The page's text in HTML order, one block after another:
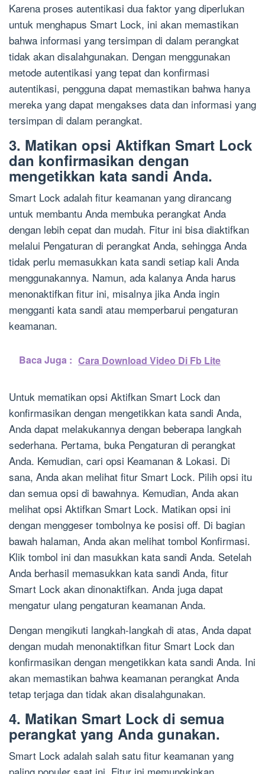
Karena proses autentikasi dua faktor yang diperlukan
untuk menghapus Smart Lock, ini akan memastikan
bahwa informasi yang tersimpan di dalam perangkat
tidak akan disalahgunakan. Dengan menggunakan
metode autentikasi yang tepat dan konfirmasi
autentikasi, pengguna dapat memastikan bahwa hanya
mereka yang dapat mengakses data dan informasi yang
tersimpan di dalam perangkat.
3. Matikan opsi Aktifkan Smart Lock
dan konfirmasikan dengan
mengetikkan kata sandi Anda.
Smart Lock adalah fitur keamanan yang dirancang
untuk membantu Anda membuka perangkat Anda
dengan lebih cepat dan mudah. Fitur ini bisa diaktifkan
melalui Pengaturan di perangkat Anda, sehingga Anda
tidak perlu memasukkan kata sandi setiap kali Anda
menggunakannya. Namun, ada kalanya Anda harus
menonaktifkan fitur ini, misalnya jika Anda ingin
mengganti kata sandi atau memperbarui pengaturan
keamanan.
Baca Juga : Cara Download Video Di Fb Lite
Untuk mematikan opsi Aktifkan Smart Lock dan
konfirmasikan dengan mengetikkan kata sandi Anda,
Anda dapat melakukannya dengan beberapa langkah
sederhana. Pertama, buka Pengaturan di perangkat
Anda. Kemudian, cari opsi Keamanan & Lokasi. Di
sana, Anda akan melihat fitur Smart Lock. Pilih opsi itu
dan semua opsi di bawahnya. Kemudian, Anda akan
melihat opsi Aktifkan Smart Lock. Matikan opsi ini
dengan menggeser tombolnya ke posisi off. Di bagian
bawah halaman, Anda akan melihat tombol Konfirmasi.
Klik tombol ini dan masukkan kata sandi Anda. Setelah
Anda berhasil memasukkan kata sandi Anda, fitur
Smart Lock akan dinonaktifkan. Anda juga dapat
mengatur ulang pengaturan keamanan Anda.
Dengan mengikuti langkah-langkah di atas, Anda dapat
dengan mudah menonaktifkan fitur Smart Lock dan
konfirmasikan dengan mengetikkan kata sandi Anda. Ini
akan memastikan bahwa keamanan perangkat Anda
tetap terjaga dan tidak akan disalahgunakan.
4. Matikan Smart Lock di semua
perangkat yang Anda gunakan.
Smart Lock adalah salah satu fitur keamanan yang